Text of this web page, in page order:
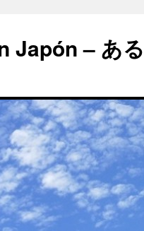
Japón – あ